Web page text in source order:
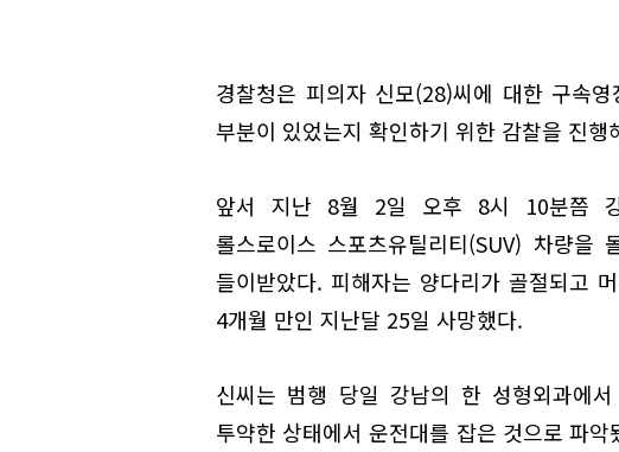
경찰청은 피의자 신모(28)씨에 대한 구속
부분이 있었는지 확인하기 위한 감찰을 진행
앞서 지난 8월 2일 오후 8시 10분쯤
롤스로이스 스포츠유틸리티(SUV) 차량
들이받았다. 피해자는 양다리가 골절되고
4개월 만인 지난달 25일 사망했다.
신씨는 범행 당일 강남의 한 성형외과에
투약한 상태에서 운전대를 잡은 것으로 파